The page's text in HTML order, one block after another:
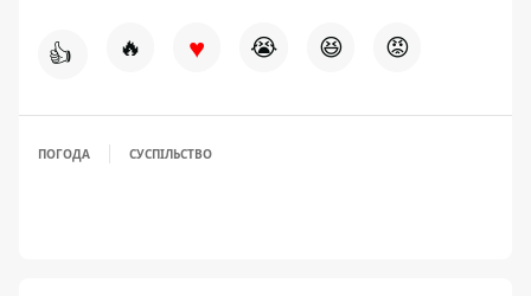
👍 🔥 ♥ 😭 😆 😡
ПОГОДА СУСПІЛЬСТВО